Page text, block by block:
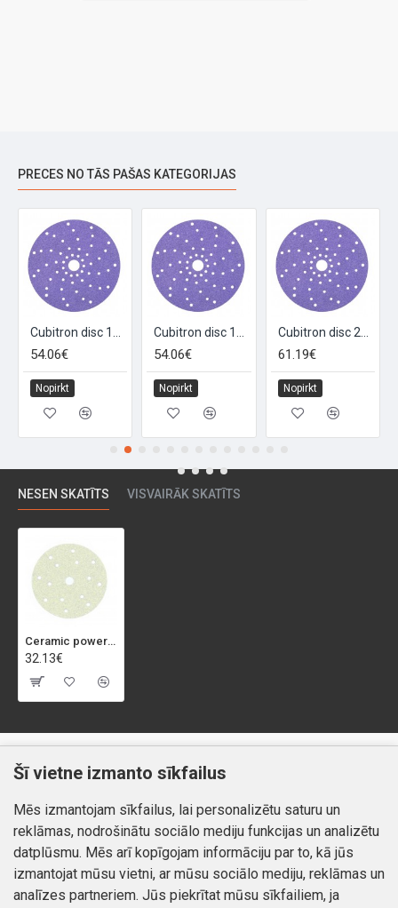
PRECES NO TĀS PAŠAS KATEGORIJAS
54.06€
Nopirkt
54.06€
Nopirkt
61.19€
Nopirkt
NESEN SKATĪTS VISVAIRĀK SKATĪTS
Ceramic power slīpdisks 150mm P240 (50 gab.)
32.13€
Klientiem
Kontakti
Preču atgriešana
Mans profils
Mans profils
Pasūtījumi
Piegāde un apmaksa
Atteikuma tiesības
Privātuma politika
Kontakti
Šī vietne izmanto sīkfailus
Mēs izmantojam sīkfailus, lai personalizētu saturu un
reklāmas, nodrošinātu sociālo mediju funkcijas un analizētu
datplūsmu. Mēs arī kopīgojam informāciju par to, kā jūs
izmantojat mūsu vietni, ar mūsu sociālo mediju, reklāmas un
analīzes partneriem. Jūs piekrītat mūsu sīkfailiem, ja